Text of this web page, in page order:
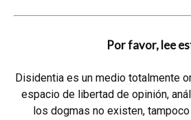
Por favor, lee
Disidentia es un medio totalmente
espacio de libertad de opinión,
los dogmas no existen,